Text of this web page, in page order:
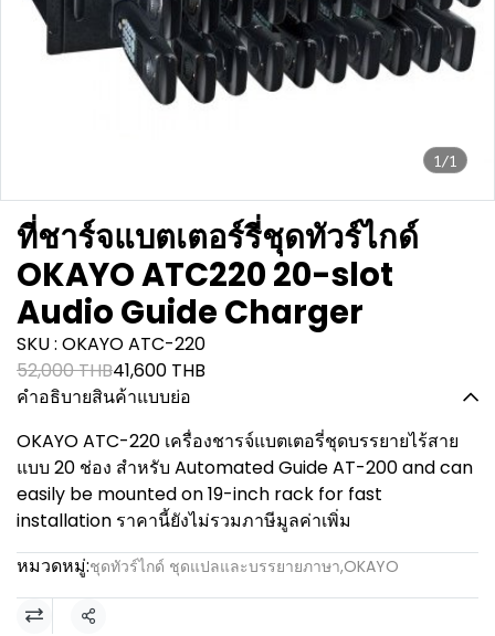
1/1
ที่ชาร์จแบตเตอร์รี่ชุดทัวร์ไกด์
OKAYO ATC220 20-slot
Audio Guide Charger
SKU : OKAYO ATC-220
52,000 THB41,600 THB
คำอธิบายสินค้าแบบย่อ
OKAYO ATC-220 เครื่องชารจ์แบตเตอรี่ชุดบรรยายไร้สาย
แบบ 20 ช่อง สำหรับ Automated Guide AT-200 and can
easily be mounted on 19-inch rack for fast
installation ราคานี้ยังไม่รวมภาษีมูลค่าเพิ่ม
หมวดหมู่:ชุดทัวร์ไกด์ ชุดแปลและบรรยายภาษา,OKAYO
แชร์